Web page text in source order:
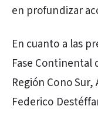
en profundizar
En cuanto a las
Fase Continental
Región Cono
Federico